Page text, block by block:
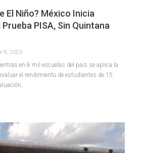
El Niño? México Inicia
PISA, Sin Quintana
8, 2025
en 8 mil escuelas del país se aplica la
el rendimiento de estudiantes de 15